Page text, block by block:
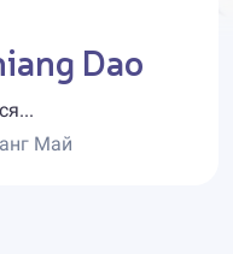
Dao
Май